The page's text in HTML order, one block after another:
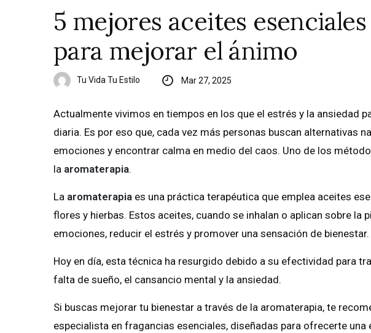
5 mejores aceites
para mejorar el ánimo
Tu Vida Tu Estilo Mar 27, 2025
Actualmente vivimos en tiempos en los que el estrés y la ansiedad
diaria. Es por eso que, cada vez más personas buscan alternativas
emociones y encontrar calma en medio del caos. Uno de los
la aromaterapia.
La aromaterapia es una práctica terapéutica que emplea aceites
flores y hierbas. Estos aceites, cuando se inhalan o aplican sobre la
emociones, reducir el estrés y promover una sensación de bienestar.
Hoy en día, esta técnica ha resurgido debido a su efectividad para
falta de sueño, el cansancio mental y la ansiedad.
Si buscas mejorar tu bienestar a través de la aromaterapia, te
especialista en fragancias esenciales, diseñadas para ofrecerte una